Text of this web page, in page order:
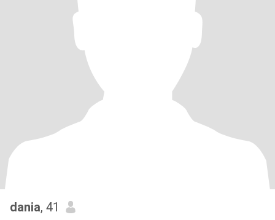
dania, 41